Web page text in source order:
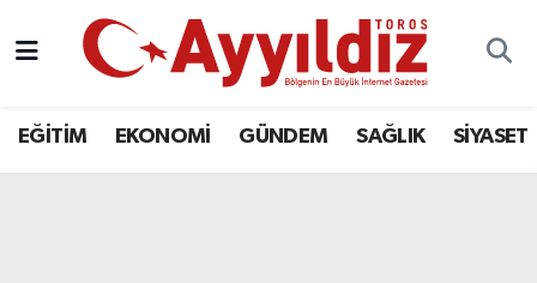
EĞİTİM EKONOMİ GÜNDEM SAĞLIK SİYASET